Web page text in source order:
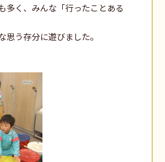
多く、みんな「行ったことある
思う存分に遊びました。